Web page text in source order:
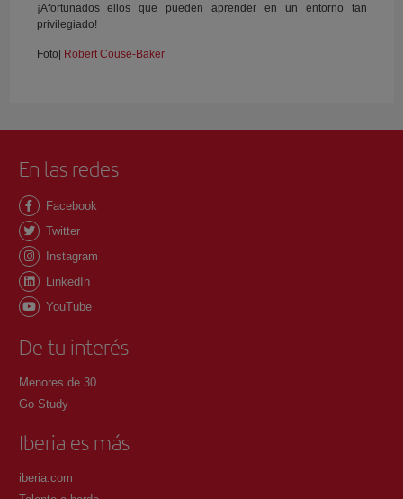
¡Afortunados ellos que pueden aprender en un entorno tan
privilegiado!
Foto| Robert Couse-Baker
En las redes
Facebook
Twitter
Instagram
LinkedIn
YouTube
De tu interés
Menores de 30
Go Study
Iberia es más
iberia.com